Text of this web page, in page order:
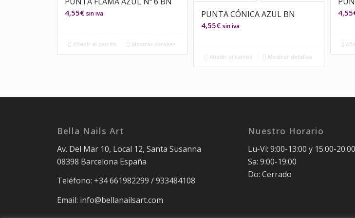
4,55€ sin iva
Añadir al carrito Mostrar detalles
PUNTA CÓNICA AZUL BN
4,55€ sin iva
Añadir al carrito Mostrar detalles
4,55
Bella Nails Art
Av. Del Mar 10, Local 12, Santa Susanna
08398 Barcelona España
Teléfono: +34 661982299 / 933484108
Email: info@bellanailsart.com
Nuestro Horario
Lu-Vi: 9:00-13:00 y 15:00-20:00
Sa: 9:00-19:00
Do: Cerrado